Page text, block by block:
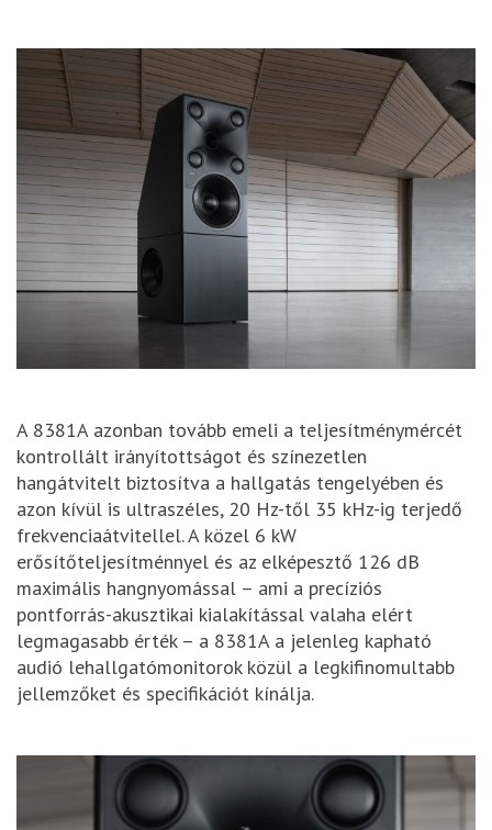
A 8381A azonban tovább emeli a teljesítménymércét
kontrollált irányítottságot és színezetlen
hangátvitelt biztosítva a hallgatás tengelyében és
azon kívül is ultraszéles, 20 Hz-től 35 kHz-ig terjedő
frekvenciaátvitellel. A közel 6 kW
erősítőteljesítménnyel és az elképesztő 126 dB
maximális hangnyomással – ami a precíziós
pontforrás-akusztikai kialakítással valaha elért
legmagasabb érték – a 8381A a jelenleg kapható
audió lehallgatómonitorok közül a legkifinomultabb
jellemzőket és specifikációt kínálja.